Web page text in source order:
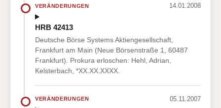
VERÄNDERUNGEN 14.01.2008
HRB 42413
Deutsche Börse Systems Aktiengesellschaft,
Frankfurt am Main (Neue Börsenstraße 1, 60487
Frankfurt). Prokura erloschen: Hehl, Adrian,
Kelsterbach, *XX.XX.XXXX.
VERÄNDERUNGEN 05.11.2007